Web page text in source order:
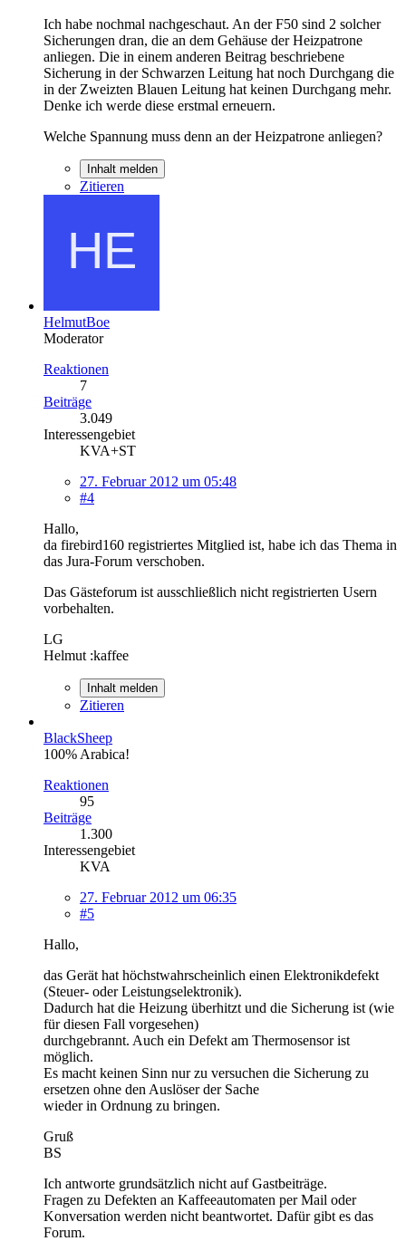
Ich habe nochmal nachgeschaut. An der F50 sind 2 solcher
Sicherungen dran, die an dem Gehäuse der Heizpatrone
anliegen. Die in einem anderen Beitrag beschriebene
Sicherung in der Schwarzen Leitung hat noch Durchgang die
in der Zweizten Blauen Leitung hat keinen Durchgang mehr.
Denke ich werde diese erstmal erneuern.
Welche Spannung muss denn an der Heizpatrone anliegen?
Inhalt melden
Zitieren
HelmutBoe
Moderator
Reaktionen
7
Beiträge
3.049
Interessengebiet
KVA+ST
27. Februar 2012 um 05:48
#4
Hallo,
da firebird160 registriertes Mitglied ist, habe ich das Thema in
das Jura-Forum verschoben.
Das Gästeforum ist ausschließlich nicht registrierten Usern
vorbehalten.
LG
Helmut :kaffee
Inhalt melden
Zitieren
BlackSheep
100% Arabica!
Reaktionen
95
Beiträge
1.300
Interessengebiet
KVA
27. Februar 2012 um 06:35
#5
Hallo,
das Gerät hat höchstwahrscheinlich einen Elektronikdefekt
(Steuer- oder Leistungselektronik).
Dadurch hat die Heizung überhitzt und die Sicherung ist (wie
für diesen Fall vorgesehen)
durchgebrannt. Auch ein Defekt am Thermosensor ist
möglich.
Es macht keinen Sinn nur zu versuchen die Sicherung zu
ersetzen ohne den Auslöser der Sache
wieder in Ordnung zu bringen.
Gruß
BS
Ich antworte grundsätzlich nicht auf Gastbeiträge.
Fragen zu Defekten an Kaffeeautomaten per Mail oder
Konversation werden nicht beantwortet. Dafür gibt es das
Forum.